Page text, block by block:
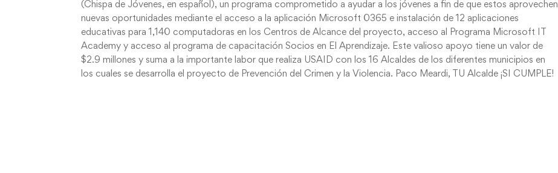
(Chispa de Jóvenes, en español), un programa comprometido a ayudar a los jóvenes a fin de que estos aprovechen
nuevas oportunidades mediante el acceso a la aplicación Microsoft 0365 e instalación de 12 aplicaciones
educativas para 1,140 computadoras en los Centros de Alcance del proyecto, acceso al Programa Microsoft IT
Academy y acceso al programa de capacitación Socios en El Aprendizaje. Este valioso apoyo tiene un valor de
$2.9 millones y suma a la importante labor que realiza USAID con los 16 Alcaldes de los diferentes municipios en
los cuales se desarrolla el proyecto de Prevención del Crimen y la Violencia. Paco Meardi, TU Alcalde ¡SI CUMPLE!